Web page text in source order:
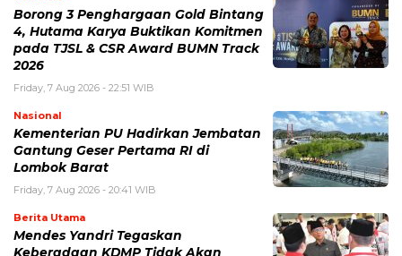
Borong 3 Penghargaan Gold Bintang
4, Hutama Karya Buktikan Komitmen
pada TJSL & CSR Award BUMN Track
2026
Friday, 7 Aug 2026 - 22:51 WIB
Nasional
Kementerian PU Hadirkan Jembatan
Gantung Geser Pertama RI di
Lombok Barat
Friday, 7 Aug 2026 - 20:41 WIB
Berita Utama
Mendes Yandri Tegaskan
Keberadaan KDMP Tidak Akan